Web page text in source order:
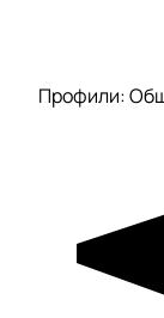
Профили: